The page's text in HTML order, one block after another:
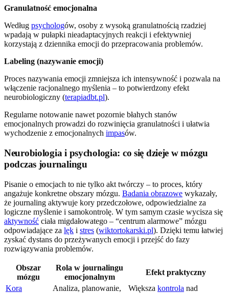
Granulatność emocjonalna
Według psychologów, osoby z wysoką granulatnością rzadziej
wpadają w pułapki nieadaptacyjnych reakcji i efektywniej
korzystają z dziennika emocji do przepracowania problemów.
Labeling (nazywanie emocji)
Proces nazywania emocji zmniejsza ich intensywność i pozwala na
włączenie racjonalnego myślenia – to potwierdzony efekt
neurobiologiczny (terapiadbt.pl).
Regularne notowanie nawet pozornie błahych stanów
emocjonalnych prowadzi do rozwinięcia granulatności i ułatwia
wychodzenie z emocjonalnych impasów.
Neurobiologia i psychologia: co się dzieje w mózgu
podczas journalingu
Pisanie o emocjach to nie tylko akt twórczy – to proces, który
angażuje konkretne obszary mózgu. Badania obrazowe wykazały,
że journaling aktywuje kory przedczołowe, odpowiedzialne za
logiczne myślenie i samokontrolę. W tym samym czasie wycisza się
aktywność ciała migdałowatego – “centrum alarmowe” mózgu
odpowiadające za lęk i stres (wiktortokarski.pl). Dzięki temu łatwiej
zyskać dystans do przeżywanych emocji i przejść do fazy
rozwiązywania problemów.
Obszar
mózgu
Rola w journalingu
emocjonalnym
Efekt praktyczny
Kora
Analiza, planowanie,
Większa kontrola nad